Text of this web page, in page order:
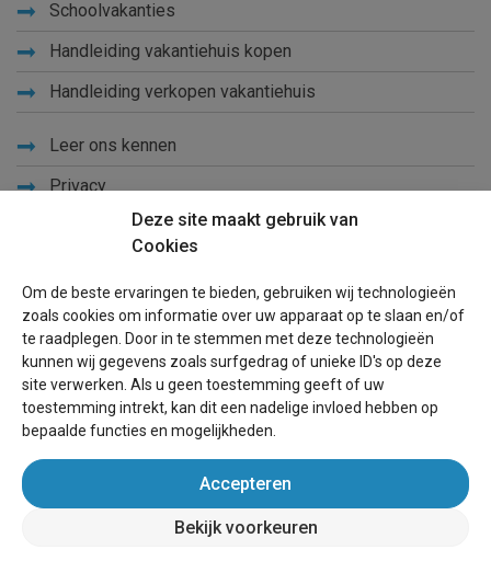
Deze site maakt gebruik van
Cookies
Om de beste ervaringen te bieden, gebruiken wij technologieën
zoals cookies om informatie over uw apparaat op te slaan en/of
te raadplegen. Door in te stemmen met deze technologieën
kunnen wij gegevens zoals surfgedrag of unieke ID's op deze
site verwerken. Als u geen toestemming geeft of uw
toestemming intrekt, kan dit een nadelige invloed hebben op
bepaalde functies en mogelijkheden.
Accepteren
Bekijk voorkeuren
Schoolvakanties
Handleiding vakantiehuis kopen
Handleiding verkopen vakantiehuis
Leer ons kennen
Privacy
Blog
Voor eigenaren
Een advertentie plaatsen
Succesvol verhuren vakantiewoning
wereldvakantiehuis.nl(vakantiehuizen wereldwijd)